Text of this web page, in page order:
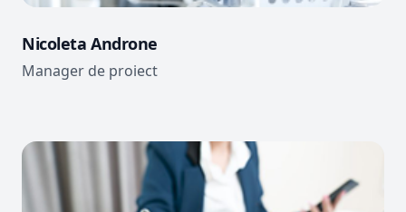
Nicoleta Androne
Manager de proiect